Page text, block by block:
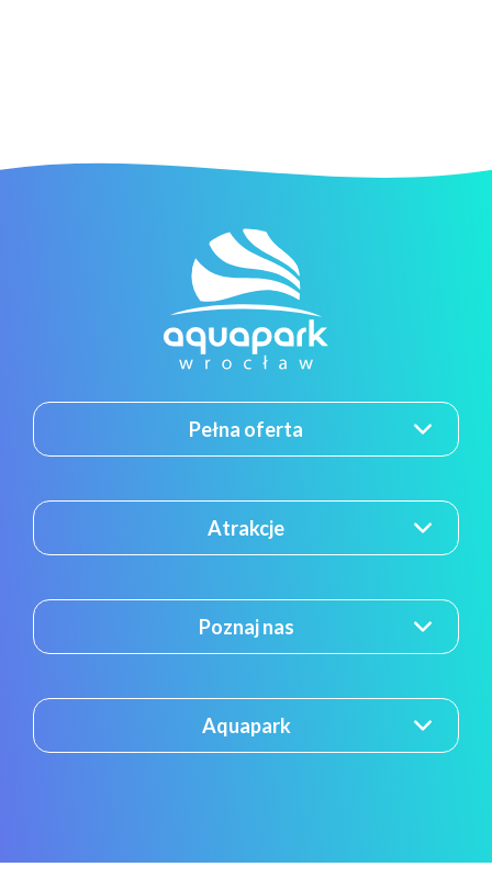
Pełna oferta
Atrakcje
Poznaj nas
Aquapark